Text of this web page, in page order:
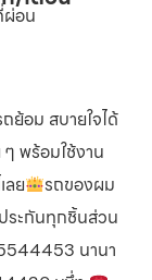
ผ่อน
ย้อม สบายใจได้
พร้อมใช้งาน
ลย
รถของผม
ระกันทุกชิ้นส่วน
นานา